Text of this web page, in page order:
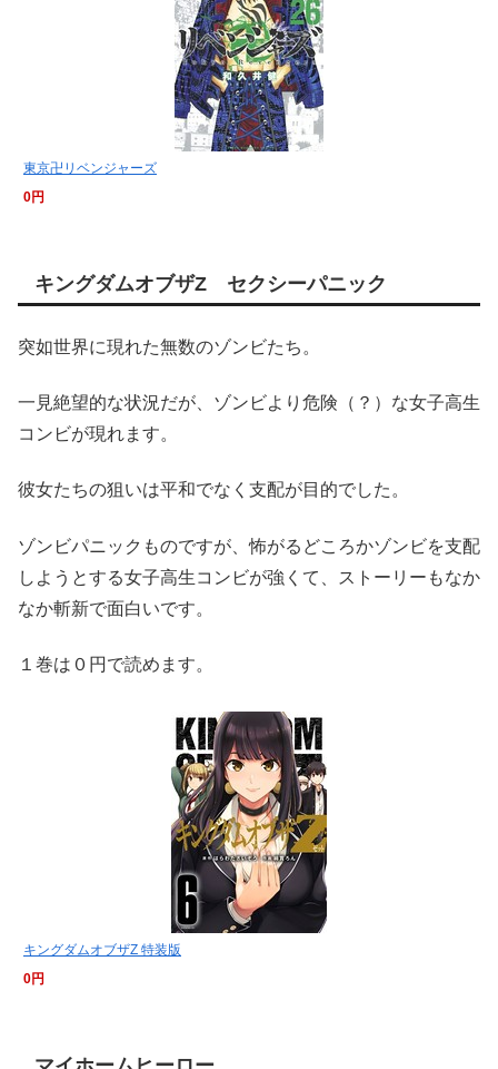
東京卍リベンジャーズ
0円
キングダムオブザZ セクシーパニック
突如世界に現れた無数のゾンビたち。
一見絶望的な状況だが、ゾンビより危険（？）な女子高生
コンビが現れます。
彼女たちの狙いは平和でなく支配が目的でした。
ゾンビパニックものですが、怖がるどころかゾンビを支配
しようとする女子高生コンビが強くて、ストーリーもなか
なか斬新で面白いです。
１巻は０円で読めます。
キングダムオブザZ 特装版
0円